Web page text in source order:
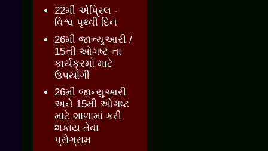
22મી એપ્રિલ -
વિશ્વ પૃથ્વી દિન
26મી જાન્યુઆરી /
15ની ઓગષ્ટ ના
કાર્યક્રમો માટે
ઉપયોગી
26મી જાન્યુઆરી
અને 15મી ઓગષ્ટ
માટે શાળામાં કરી
શકાય તેવા
પ્રોગ્રામ